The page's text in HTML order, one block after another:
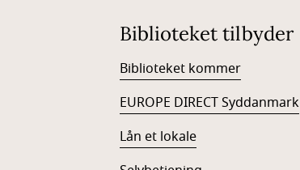
Biblioteket tilbyder
Biblioteket kommer
EUROPE DIRECT Syddanmark
Lån et lokale